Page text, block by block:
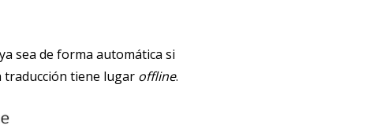
sea de forma automática si
traducción tiene lugar offline.